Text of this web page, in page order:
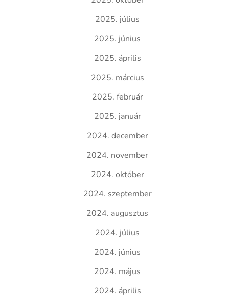
2025. július
2025. június
2025. április
2025. március
2025. február
2025. január
2024. december
2024. november
2024. október
2024. szeptember
2024. augusztus
2024. július
2024. június
2024. május
2024. április